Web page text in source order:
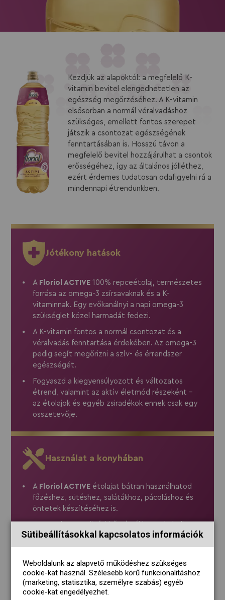
Kezdjük az alapoktól: a megfelelő K-
vitamin bevitel elengedhetetlen az
egészség megőrzéséhez. A K-vitamin
elsősorban a normál véralvadáshoz
szükséges, emellett fontos szerepet
játszik a csontozat egészségének
fenntartásában is. Hosszú távon a
megfelelő bevitel hozzájárulhat a csontok
erősségéhez, így az általános jólléthez,
ezért érdemes tudatosan odafigyelni rá a
mindennapi étrendünkben.
Jótékony hatások
A Floriol ACTIVE100% repceétolaj, természetes
forrása az omega-3 zsírsavaknak és a K-
vitaminnak. Egy evőkanálnyi a napi omega-3
szükséglet közel harmadát fedezi.
A K-vitamin fontos a normál csontozat és a
véralvadás fenntartása érdekében. Az omega-3
pedig segít megőrizni a szív- és érrendszer
egészségét.
Fogyaszd a kiegyensúlyozott és változatos
étrend, valamint az aktív életmód részeként –
az étolajok és egyéb zsiradékok ennek csak egy
összetevője.
Használat a konyhában
A Floriol ACTIVEétolajat bátran használhatod
főzéshez, sütéshez, salátákhoz, pácoláshoz és
öntetek készítéséhez is.
meg a 175 °C-ot.
Korszerű csomagolás
Sütibeállításokkal kapcsolatos információk
Weboldalunk az alapvető működéshez szükséges
cookie-kat használ. Szélesebb körű funkcionalitáshoz
(marketing, statisztika, személyre szabás) egyéb
cookie-kat engedélyezhet.